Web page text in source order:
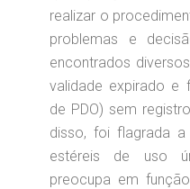
realizar o
problemas e
encontrados
validade expirado e
de PDO) sem
disso, foi flagrada
estéreis de uso
preocupa em